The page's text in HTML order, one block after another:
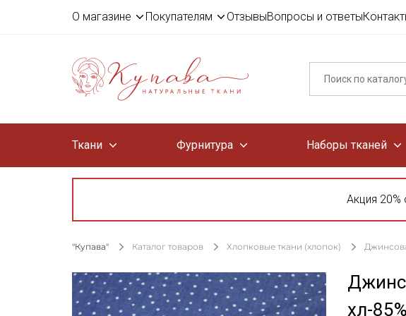
О магазине Покупателям ОтзывыВопросы и ответы
Ткани Фурнитура Наборы тканей
Акция 20%
"Купава" Каталог товаров Хлопковые ткани (хлопок)
хл-